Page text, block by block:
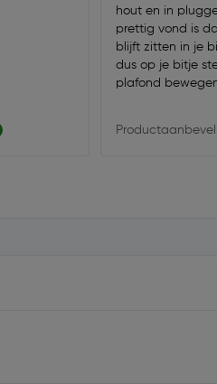
hout en in
prettig vond is
blijft zitten in je
dus op je bitje
plafond